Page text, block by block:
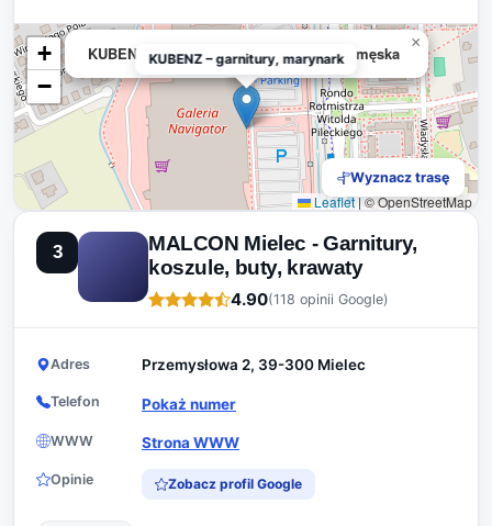
KUBENZ – garnitury, marynarki, odzież męska
×
+
−
Leaflet|© OpenStreetMap
KUBENZ – garnitury, marynark
Wyznacz trasę
3
MALCON Mielec - Garnitury,
koszule, buty, krawaty
4.90(118 opinii Google)
Adres Przemysłowa 2, 39-300 Mielec
Telefon Pokaż numer
WWW Strona WWW
Opinie Zobacz profil Google